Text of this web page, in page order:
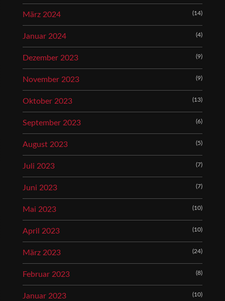
März 2024 (14)
Januar 2024 (4)
Dezember 2023 (9)
November 2023 (9)
Oktober 2023 (13)
September 2023 (6)
August 2023 (5)
Juli 2023 (7)
Juni 2023 (7)
Mai 2023 (10)
April 2023 (10)
März 2023 (24)
Februar 2023 (8)
Januar 2023 (10)